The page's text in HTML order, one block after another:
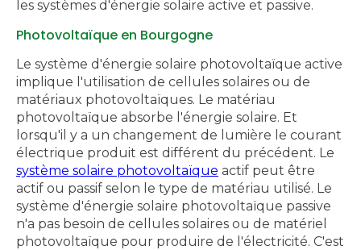
les systèmes d'énergie solaire active et passive.
Photovoltaïque en Bourgogne
Le système d'énergie solaire photovoltaïque active
implique l'utilisation de cellules solaires ou de
matériaux photovoltaïques. Le matériau
photovoltaïque absorbe l'énergie solaire. Et
lorsqu'il y a un changement de lumière le courant
électrique produit est différent du précédent. Le
système solaire photovoltaïque actif peut être
actif ou passif selon le type de matériau utilisé. Le
système d'énergie solaire photovoltaïque passive
n'a pas besoin de cellules solaires ou de matériel
photovoltaïque pour produire de l'électricité. C'est